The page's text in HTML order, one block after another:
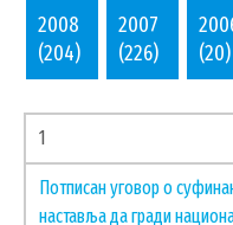
ОПШТИНСКА
ОПШТИНСКО
КОМУНАЛНА
ЧАЈЕТИНА
2008
(204)
2007
(226)
(20)
1
Потписан уговор о
наставља да гради